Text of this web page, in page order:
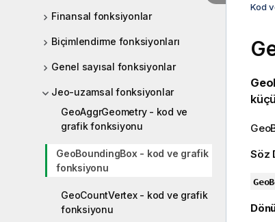
Finansal fonksiyonlar
Biçimlendirme fonksiyonları
Genel sayısal fonksiyonlar
Jeo-uzamsal fonksiyonlar
GeoAggrGeometry - kod ve
grafik fonksiyonu
GeoBoundingBox - kod ve grafik
fonksiyonu
GeoCountVertex - kod ve grafik
fonksiyonu
Kod
Söz